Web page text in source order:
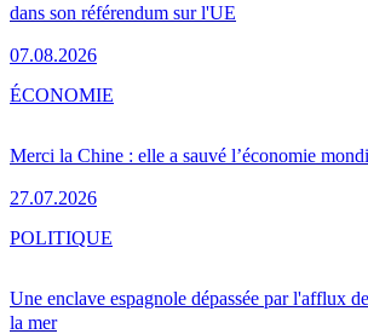
dans son référendum sur l'UE
07.08.2026
Merci la Chine : elle a sauvé l’économie
27.07.2026
ÉCONOMIE
Une enclave espagnole dépassée par l'afflux
la mer
POLITIQUE